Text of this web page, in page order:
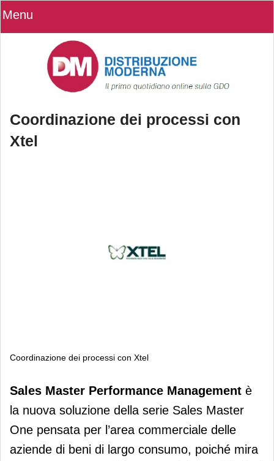
Menu
Coordinazione dei processi con
Xtel
Coordinazione dei processi con Xtel
Coordinazione dei processi con Xtel
Sales Master Performance Management è
la nuova soluzione della serie Sales Master
One pensata per l’area commerciale delle
aziende di beni di largo consumo, poiché mira